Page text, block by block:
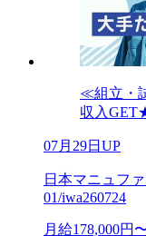
≪組立・
収入
07月29日UP
日本マニュフ
01/iwa260724
月給178,000円